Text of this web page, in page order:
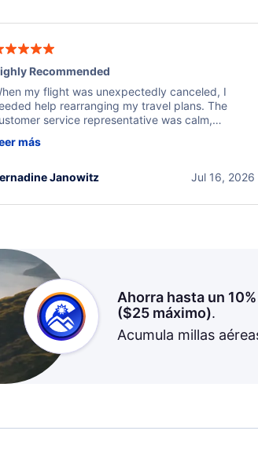
Recommended
my flight was unexpectedly canceled, I
help rearranging my travel plans. The
service representative was calm,
They quickly found alternative flight
appreciate the excellent support and
más
Jul 16, 2026
Janowitz
Ahorra hasta un 10%
($25máximo).
Acumula millas